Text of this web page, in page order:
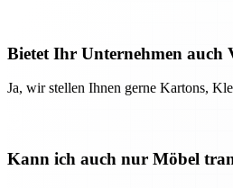
Bietet Ihr Unternehmen auch
Ja, wir stellen Ihnen gerne Kartons,
Kann ich auch nur Möbel